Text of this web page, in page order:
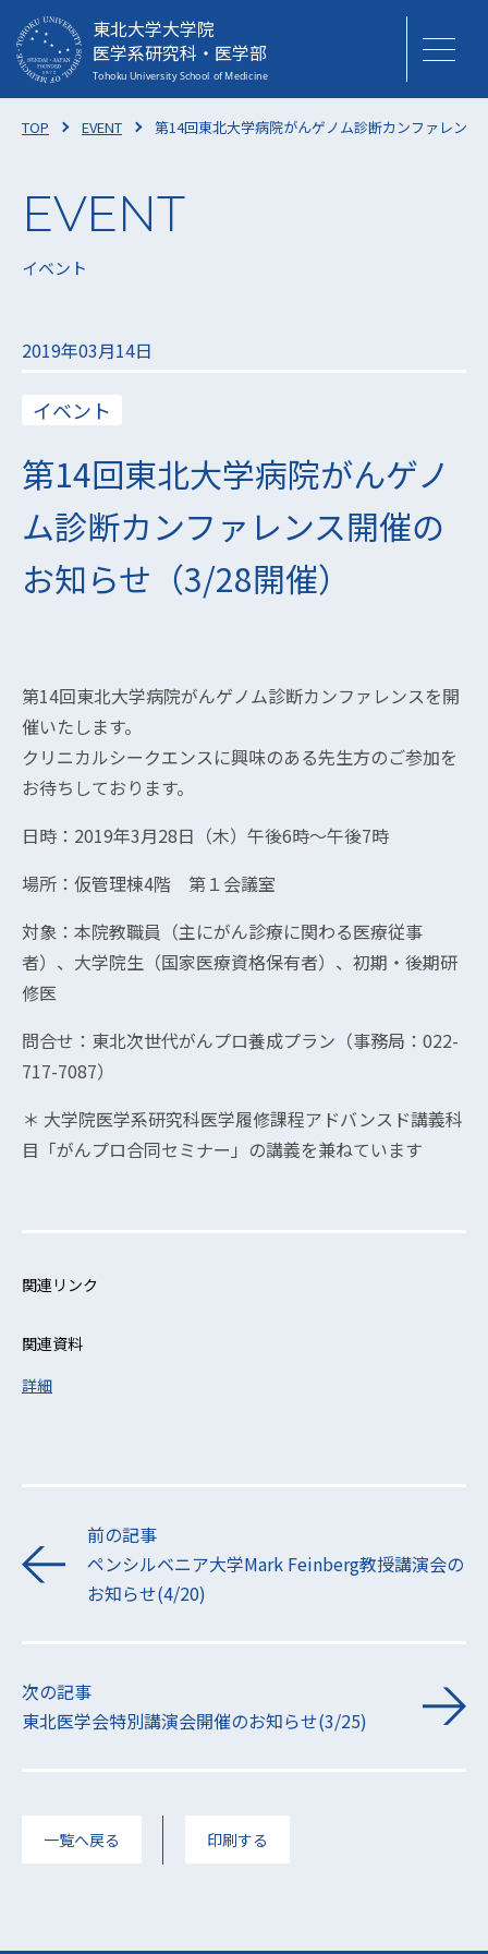
東北大学大学院
医学系研究科・医学部
TOP EVENT 第14回東北大学病院がんゲノム診断カンファレン
イベント
2019年03月14日
イベント
第14回東北大学病院がんゲノ
ム診断カンファレンス開催の
お知らせ（3/28開催）
第14回東北大学病院がんゲノム診断カンファレンスを開
催いたします。
クリニカルシークエンスに興味のある先生方のご参加を
お待ちしております。
日時：2019年3月28日（木）午後6時～午後7時
場所：仮管理棟4階 第１会議室
対象：本院教職員（主にがん診療に関わる医療従事
者）、大学院生（国家医療資格保有者）、初期・後期研
修医
問合せ：東北次世代がんプロ養成プラン（事務局：022-
717-7087）
＊ 大学院医学系研究科医学履修課程アドバンスド講義科
目「がんプロ合同セミナー」の講義を兼ねています
関連リンク
関連資料
詳細
前の記事
ペンシルベニア大学Mark Feinberg教授講演会の
お知らせ(4/20)
次の記事
東北医学会特別講演会開催のお知らせ(3/25)
一覧へ戻る 印刷する